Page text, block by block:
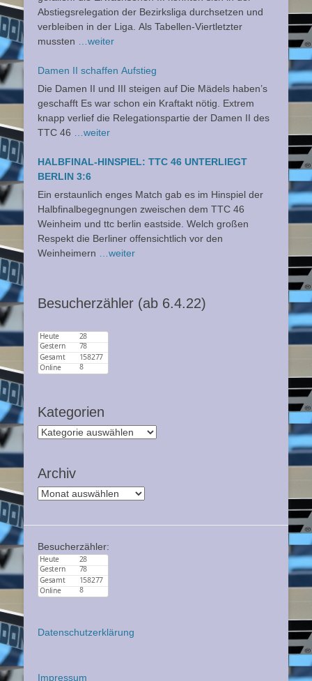
Abstiegsrelegation der Bezirksliga durchsetzen und
verbleiben in der Liga. Als Tabellen-Viertletzter
mussten …weiter
Damen II schaffen Aufstieg
Die Damen II und III steigen auf Die Mädels haben’s
geschafft Es war schon ein Kraftakt nötig. Extrem
knapp verlief die Relegationspartie der Damen II des
TTC 46 …weiter
HALBFINAL-HINSPIEL: TTC 46 UNTERLIEGT
BERLIN 3:6
Ein erstaunlich enges Match gab es im Hinspiel der
Halbfinalbegegnungen zweischen dem TTC 46
Weinheim und ttc berlin eastside. Welch großen
Respekt die Berliner offensichtlich vor den
Weinheimern …weiter
Besucherzähler (ab 6.4.22)
Kategorien
Kategorien
Archiv
Archiv
Besucherzähler:
Datenschutzerklärung
Impressum